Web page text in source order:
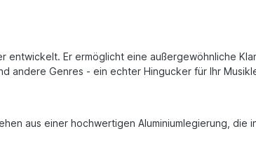
Er ermöglicht eine außergewöhnliche
andere Genres - ein echter Hingucker für Ihr
aus einer hochwertigen Aluminiumlegierung, die